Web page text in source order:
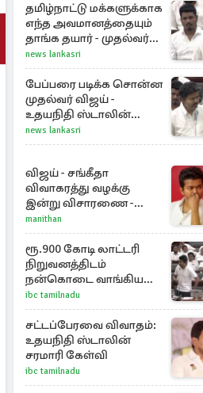
தமிழ்நாட்டு மக்களுக்காக
எந்த அவமானத்தையும்
தாங்க தயார் - முதல்வர்
விஜய்
news lankasri
பேப்பரை படிக்க சொன்ன
முதல்வர் விஜய் -
உதயநிதி ஸ்டாலின்
கொடுத்த பதிலடி
news lankasri
விஜய் - சங்கீதா
விவாகரத்து வழக்கு
இன்று விசாரணை -
காணொளி மூலம்
ஆஜராக வாய்ப்பு
manithan
ரூ.900 கோடி லாட்டரி
நிறுவனத்திடம்
நன்கொடை வாங்கியது
ஏன்? உதயநிதி - ஆதவ்
விவாதம்
ibc tamilnadu
சட்டப்பேரவை விவாதம்:
உதயநிதி ஸ்டாலின்
சரமாரி கேள்வி
ibc tamilnadu